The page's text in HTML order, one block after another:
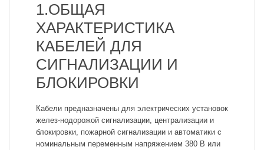
1.ОБЩАЯ
ХАРАКТЕРИСТИКА
КАБЕЛЕЙ ДЛЯ
СИГНАЛИЗАЦИИ И
БЛОКИРОВКИ
Кабели предназначены для электрических установок
желез-нодорожой сигнализации, централизации и
блокировки, пожарной сигнализации и автоматики с
номинальным переменным напряжением 380 В или